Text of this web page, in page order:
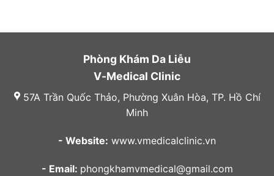
Phòng Khám Da Liễu
V-Medical Clinic
57A Trần Quốc Thảo, Phường Xuân Hòa, TP. Hồ Chí
Minh
- Website: www.vmedicalclinic.vn
- Email: phongkhamvmedical@gmail.com